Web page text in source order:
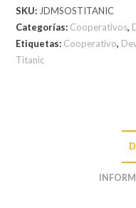
SKU: JDMSOSTITANIC
Categorías: Cooperativos,
Etiquetas: Cooperativo,
Titanic